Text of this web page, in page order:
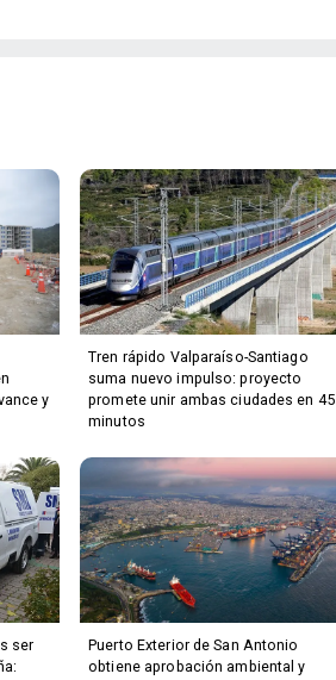
y
Tren rápido Valparaíso-Santiago
suma nuevo impulso: proyecto
promete unir ambas ciudades en 45
minutos
ser
Puerto Exterior de San Antonio
obtiene aprobación ambiental y